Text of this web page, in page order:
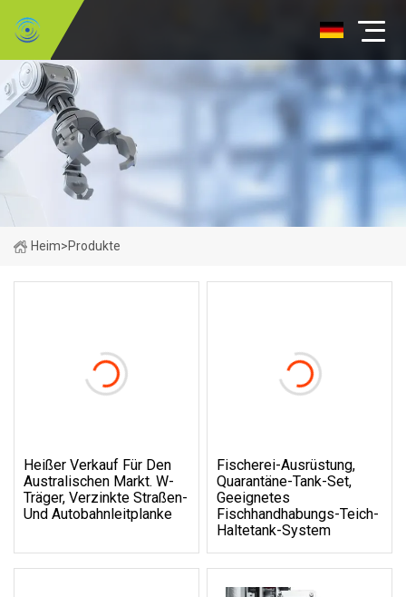
Heim>Produkte
Heißer Verkauf Für Den
Australischen Markt. W-
Träger, Verzinkte Straßen-
Und Autobahnleitplanke
Fischerei-Ausrüstung,
Quarantäne-Tank-Set,
Geeignetes
Fischhandhabungs-Teich-
Haltetank-System